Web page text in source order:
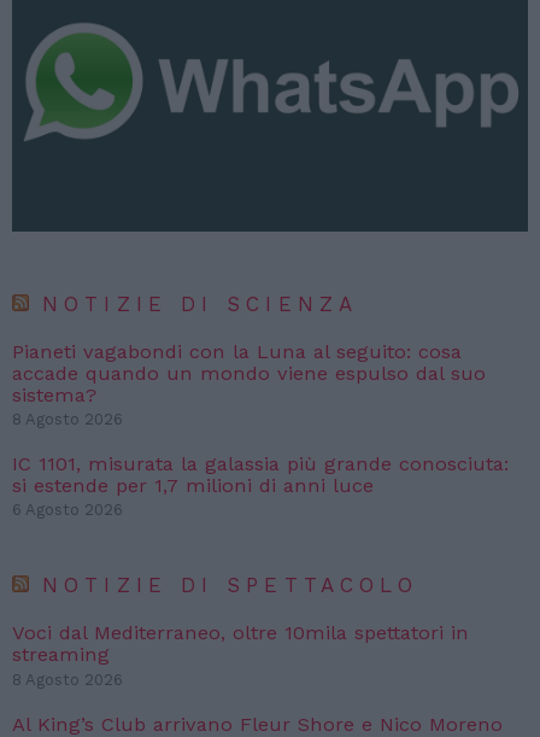
NOTIZIE DI SCIENZA
Pianeti vagabondi con la Luna al seguito: cosa
accade quando un mondo viene espulso dal suo
sistema?
8 Agosto 2026
IC 1101, misurata la galassia più grande conosciuta:
si estende per 1,7 milioni di anni luce
6 Agosto 2026
NOTIZIE DI SPETTACOLO
Voci dal Mediterraneo, oltre 10mila spettatori in
streaming
8 Agosto 2026
Al King’s Club arrivano Fleur Shore e Nico Moreno